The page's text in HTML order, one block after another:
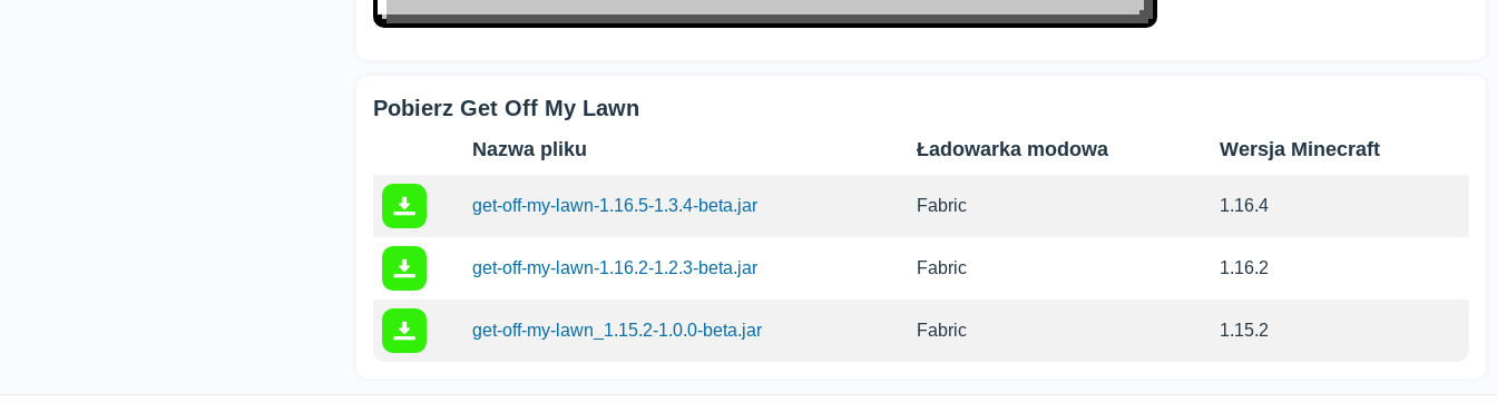
Pobierz Get Off My Lawn
Nazwa pliku Ładowarka modowa Wersja Minecraft
get-off-my-lawn-1.16.5-1.3.4-beta.jar Fabric 1.16.4
get-off-my-lawn-1.16.2-1.2.3-beta.jar Fabric 1.16.2
get-off-my-lawn_1.15.2-1.0.0-beta.jar Fabric 1.15.2
Używamy plików cookies